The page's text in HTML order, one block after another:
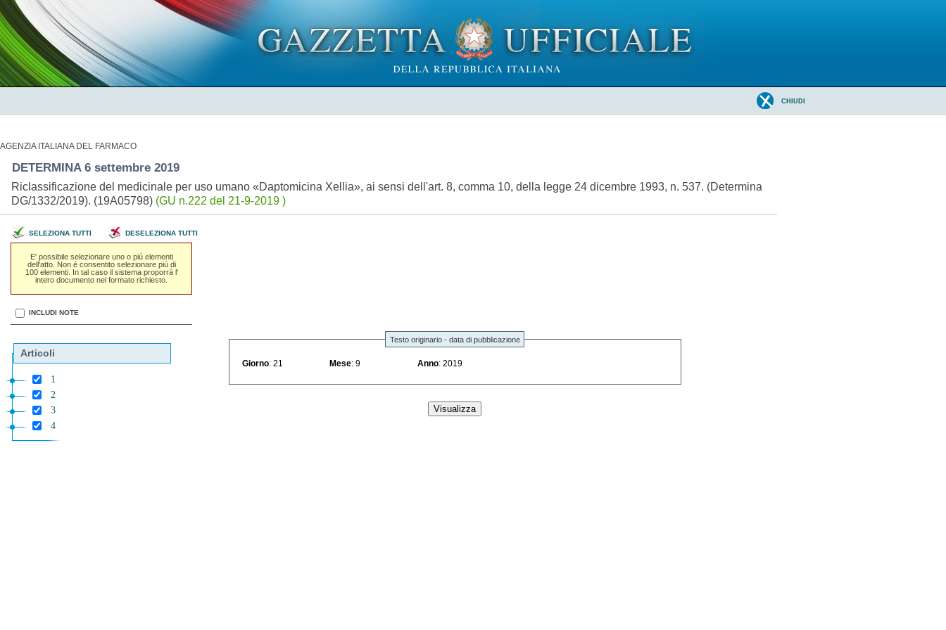
CHIUDI
AGENZIA ITALIANA DEL FARMACO
DETERMINA 6 settembre 2019
Riclassificazione del medicinale per uso umano «Daptomicina Xellia», ai sensi dell'art. 8, comma 10, della legge 24 dicembre 1993, n. 537. (Determina
DG/1332/2019). (19A05798) (GU n.222 del 21-9-2019 )
SELEZIONA TUTTI DESELEZIONA TUTTI
E' possibile selezionare uno o piú elementi
dell'atto. Non é consentito selezionare piú di
100 elementi. In tal caso il sistema proporrá l'
intero documento nel formato richiesto.
INCLUDI NOTE
Articoli
1
2
3
4
Testo originario - data di pubblicazione
Giorno : 21 Mese : 9 Anno : 2019